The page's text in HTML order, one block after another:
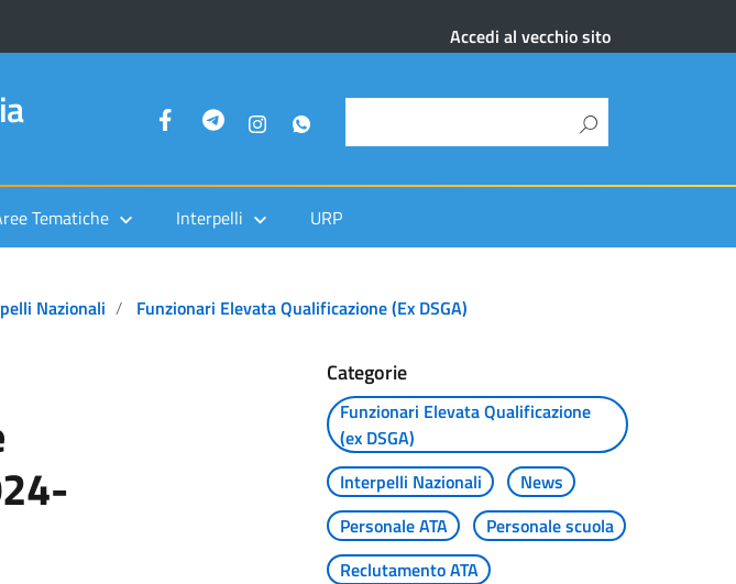
Accedi al vecchio sito
Tematiche Interpelli URP
Nazionali Funzionari Elevata Qualificazione (ex DSGA)
Categorie
Funzionari Elevata Qualificazione
(ex DSGA)
Interpelli Nazionali
News
Personale ATA
Personale scuola
Reclutamento ATA